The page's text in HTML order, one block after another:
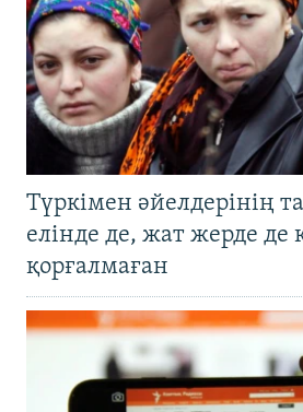
Түркімен әйелдерінің
елінде де, жат жерде де
қорғалмаған